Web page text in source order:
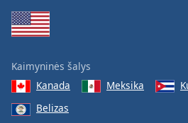
Kaimyninės šalys
Kanada
Meksika
Belizas